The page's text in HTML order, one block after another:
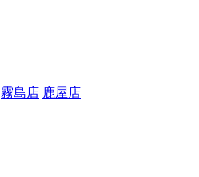
霧島店 鹿屋店